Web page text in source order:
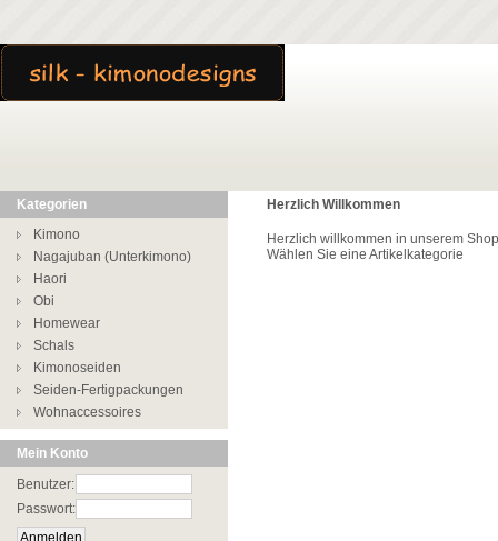
Kategorien
Kimono
Nagajuban (Unterkimono)
Haori
Obi
Homewear
Schals
Kimonoseiden
Seiden-Fertigpackungen
Wohnaccessoires
Mein Konto
Benutzer:
Passwort:
Herzlich Willkommen
Herzlich willkommen in unserem Shop
Wählen Sie eine Artikelkategorie